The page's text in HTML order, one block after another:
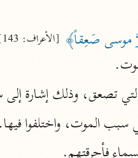
تعليمات•عن
موسى صَعِقاً﴾ [الأعراف: 143]
تصعق، وذلك إشارة
سبب الموت، واختلفوا فيها.